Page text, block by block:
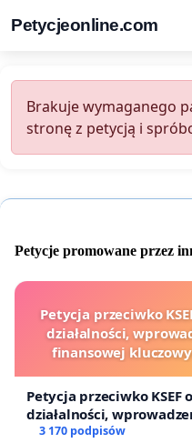
Petycjeonline.com
Brakuje wymaganego
stronę z petycją i
Petycje promowane przez
Petycja przeciwko
działalności,
finansowej
Petycja przeciwko KSEF
działalności,
finansowej kluczowych
3 170 podpisów